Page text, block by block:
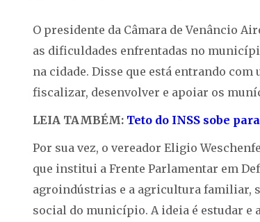
O presidente da Câmara de Venâncio
as dificuldades enfrentadas no
na cidade. Disse que está entrando
fiscalizar, desenvolver e apoiar os
LEIA TAMBÉM: Teto do INSS sobe
Por sua vez, o vereador Eligio
que institui a Frente Parlamentar em
agroindústrias e a agricultura familiar,
social do município. A ideia é estudar